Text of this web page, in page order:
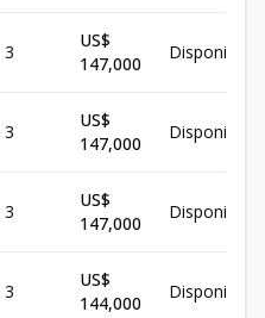
3
US$
147,000
Disponible
3
US$
147,000
Disponible
3
US$
147,000
Disponible
3
US$
144,000
Disponible